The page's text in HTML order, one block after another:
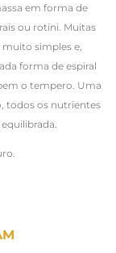
em forma de
ou rotini. Muitas
simples e,
forma de espiral
o tempero. Uma
todos os nutrientes